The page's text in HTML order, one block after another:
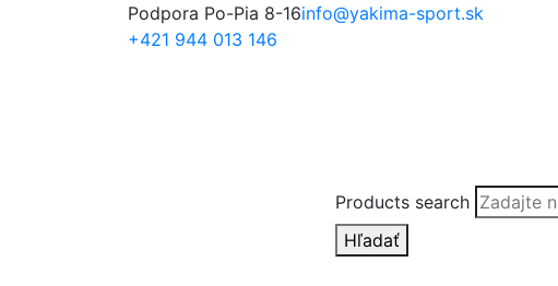
Podpora Po-Pia 8-16
+421 944 013 146
info@yakima-sport.sk
Products search
Hľadať